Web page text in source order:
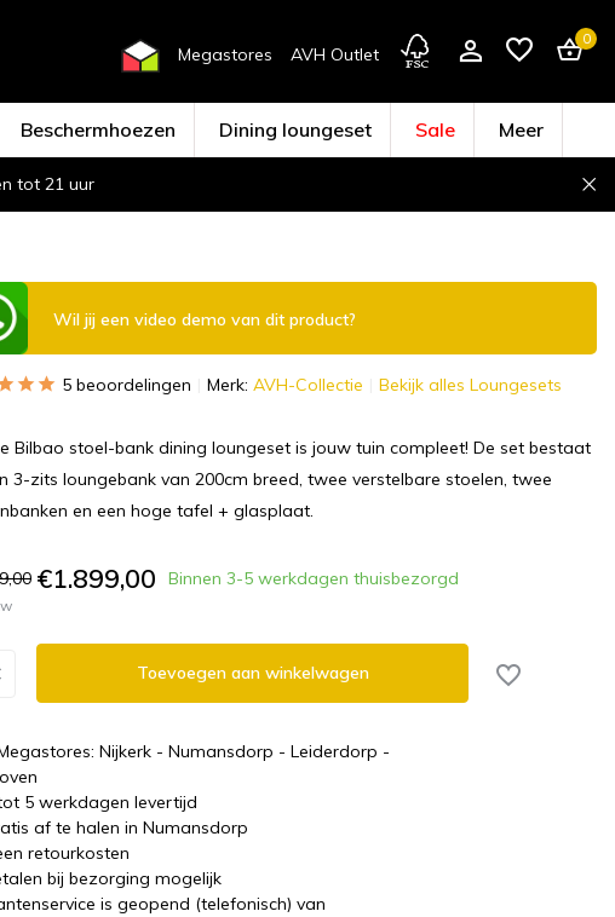
Megastores AVH Outlet
0
Beschermhoezen Dining loungeset Sale Meer
tot 21 uur
Wil jij een video demo van dit product?
5 beoordelingen Merk: AVH-Collectie Bekijk alles Loungesets
Bilbao stoel-bank dining loungeset is jouw tuin compleet! De set bestaat
3-zits loungebank van 200cm breed, twee verstelbare stoelen, twee
en een hoge tafel + glasplaat.
€1.899,00 Binnen 3-5 werkdagen thuisbezorgd
Toevoegen aan winkelwagen
Nijkerk - Numansdorp - Leiderdorp -
5 werkdagen levertijd
af te halen in Numansdorp
retourkosten
bij bezorging mogelijk
is geopend (telefonisch) van